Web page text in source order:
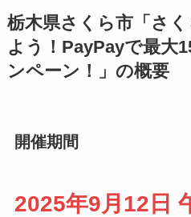
栃木県さくら市「さ
よう！PayPayで最大
ンペーン！」の概要
開催期間
2025年9月12日